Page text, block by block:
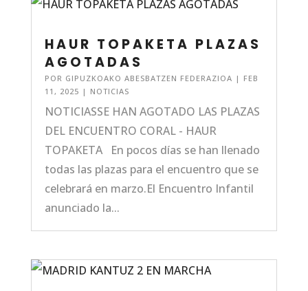
HAUR TOPAKETA PLAZAS
AGOTADAS
POR GIPUZKOAKO ABESBATZEN FEDERAZIOA | FEB
11, 2025 | NOTICIAS
NOTICIASSE HAN AGOTADO LAS PLAZAS
DEL ENCUENTRO CORAL - HAUR
TOPAKETA En pocos días se han llenado
todas las plazas para el encuentro que se
celebrará en marzo.El Encuentro Infantil
anunciado la...